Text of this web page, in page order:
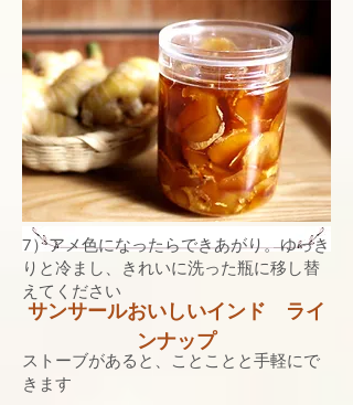
サンサールおいしいインド ライ
ンナップ
7）アメ色になったらできあがり。ゆっき
りと冷まし、きれいに洗った瓶に移し替
えてください
ストーブがあると、ことことと手軽にで
きます